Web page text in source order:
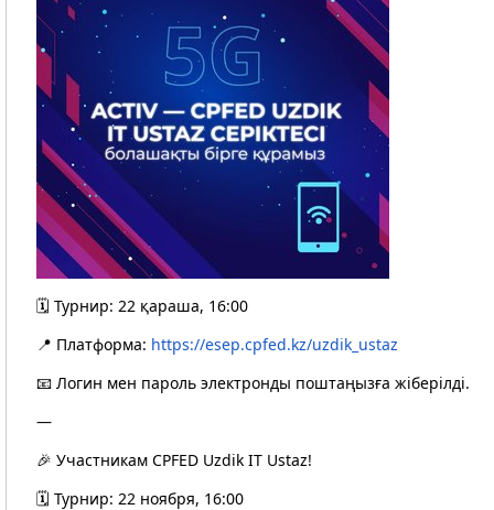
🗓️ Турнир: 22 қараша, 16:00
📍 Платформа: https://esep.cpfed.kz/uzdik_ustaz
📧 Логин мен пароль электронды поштаңызға жіберілді.
—
🎉 Участникам CPFED Uzdik IT Ustaz!
🗓️ Турнир: 22 ноября, 16:00